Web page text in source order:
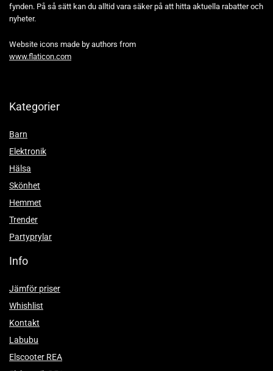
fynden. På så sätt kan du alltid vara säker på att hitta aktuella rabatter och
nyheter.
Website icons made by authors from
www.flaticon.com
Kategorier
Barn
Elektronik
Hälsa
Skönhet
Hemmet
Trender
Partyprylar
Info
Jämför priser
Whishlist
Kontakt
Labubu
Elscooter REA